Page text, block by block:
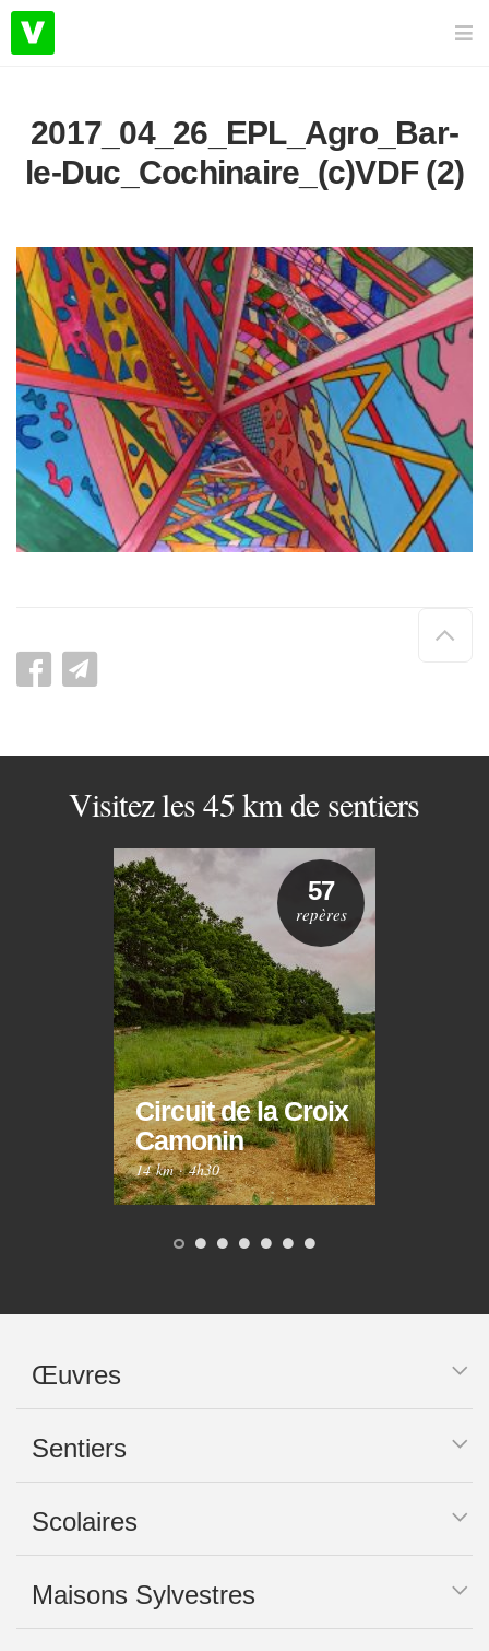
2017_04_26_EPL_Agro_Bar-
le-Duc_Cochinaire_(c)VDF (2)
de
Visitez les 45 km de sentiers
Circuit de la Croix
Camonin
14 km·4h30
57
repères
Œuvres
Sentiers
Scolaires
Maisons Sylvestres